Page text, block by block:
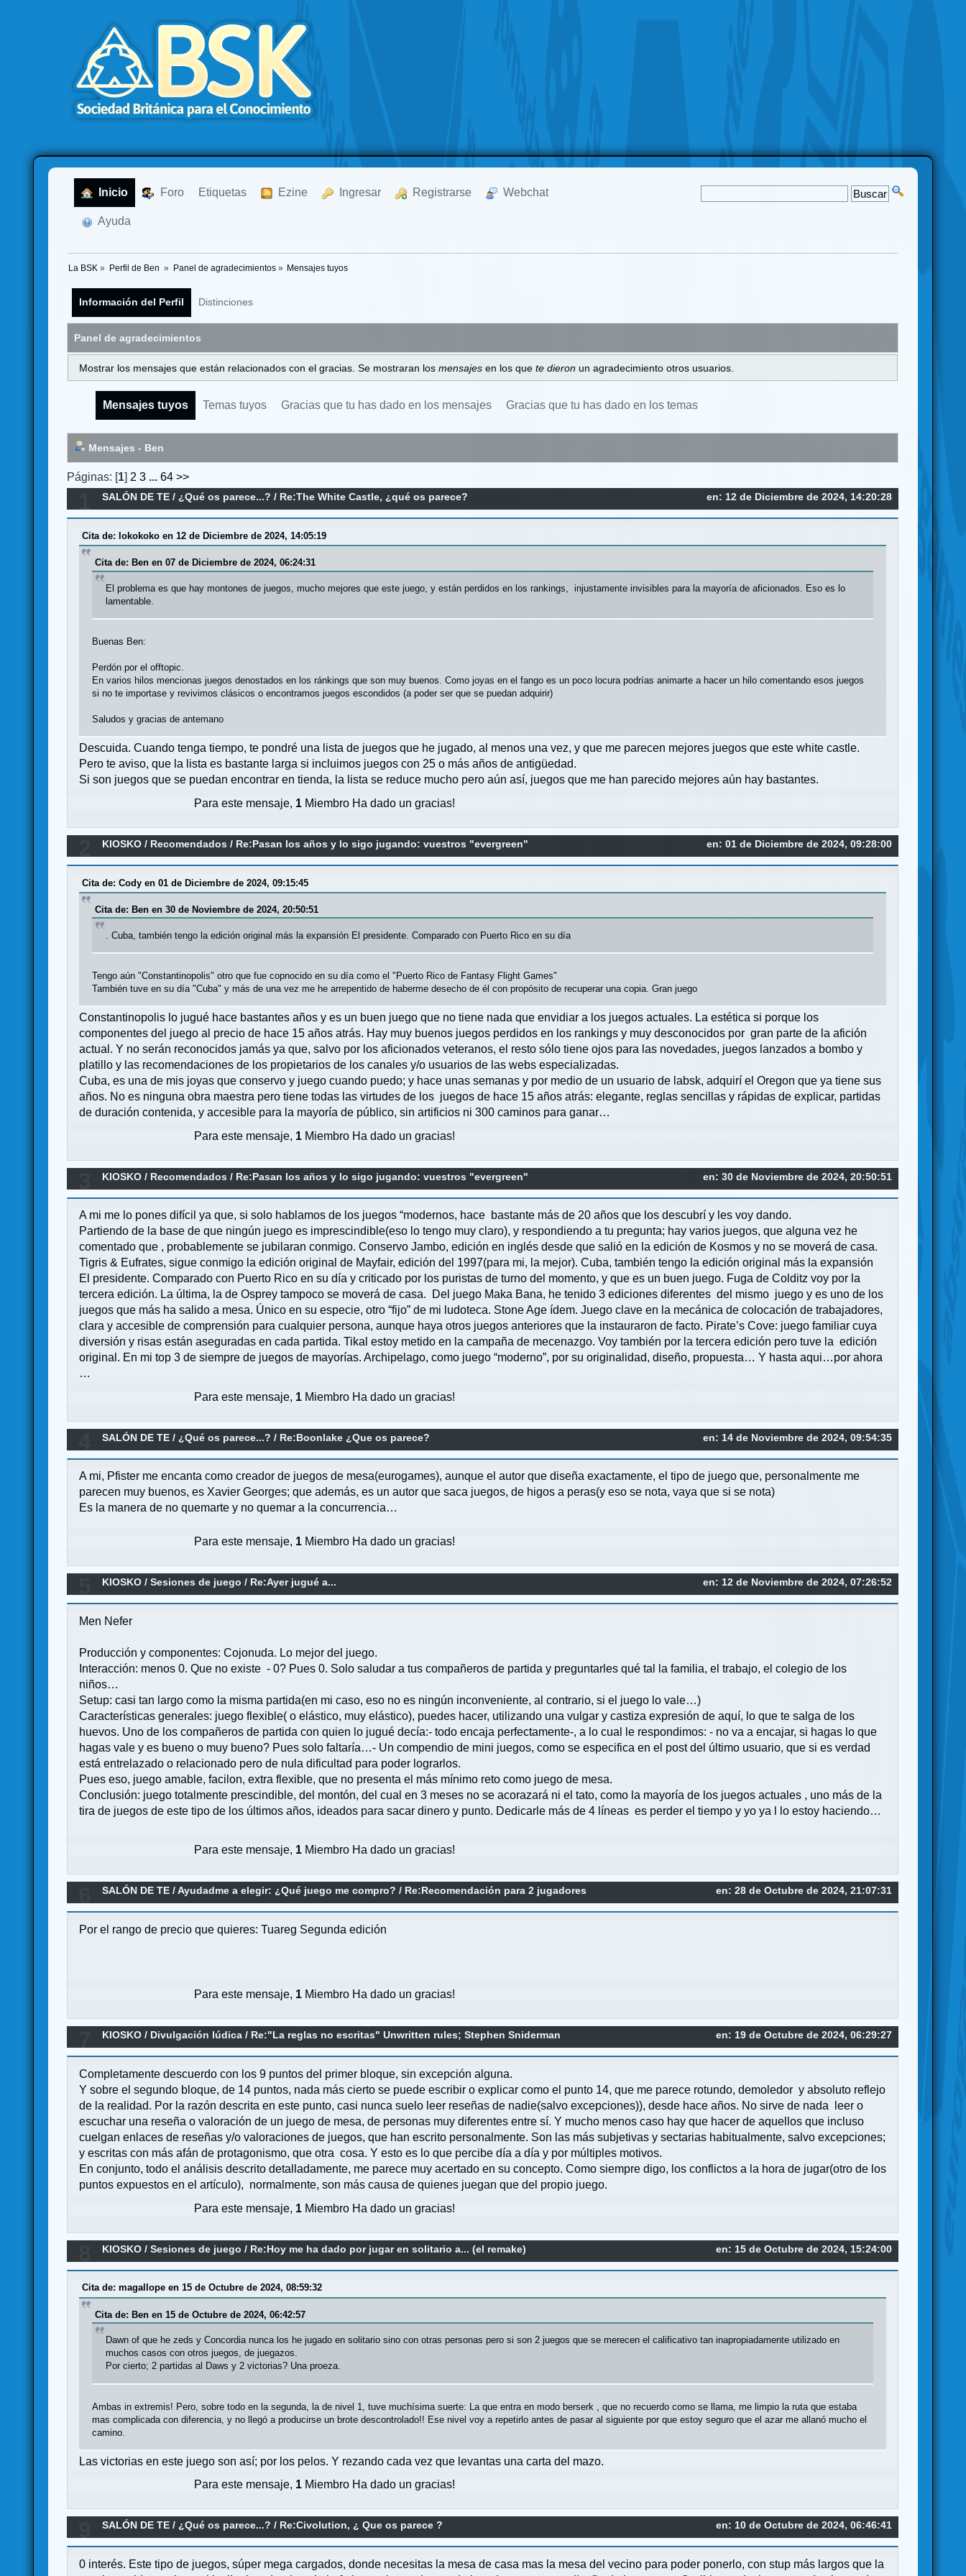
Inicio Foro Etiquetas Ezine Ingresar Registrarse Webchat
Ayuda
La BSK » Perfil de Ben » Panel de agradecimientos» Mensajes tuyos
Información del Perfil Distinciones
Panel de agradecimientos
Mostrar los mensajes que están relacionados con el gracias. Se mostraran los mensajes en los que te dieron un agradecimiento otros usuarios.
Mensajes tuyos Temas tuyos Gracias que tu has dado en los mensajes Gracias que tu has dado en los temas
Mensajes - Ben
Páginas: [1] 2 3 ...64 >>
en: 12 de Diciembre de 2024, 14:20:28
SALÓN DE TE /¿Qué os parece...? / Re:The White Castle, ¿qué os parece?
Cita de: lokokoko en 12 de Diciembre de 2024, 14:05:19
Cita de: Ben en 07 de Diciembre de 2024, 06:24:31
El problema es que hay montones de juegos, mucho mejores que este juego, y están perdidos en los rankings, injustamente invisibles para la mayoría de aficionados. Eso es lo
lamentable.
Buenas Ben:
Perdón por el offtopic.
En varios hilos mencionas juegos denostados en los ránkings que son muy buenos. Como joyas en el fango es un poco locura podrías animarte a hacer un hilo comentando esos juegos
si no te importase y revivimos clásicos o encontramos juegos escondidos (a poder ser que se puedan adquirir)
Saludos y gracias de antemano
Descuida. Cuando tenga tiempo, te pondré una lista de juegos que he jugado, al menos una vez, y que me parecen mejores juegos que este white castle.
Pero te aviso, que la lista es bastante larga si incluimos juegos con 25 o más años de antigüedad.
Si son juegos que se puedan encontrar en tienda, la lista se reduce mucho pero aún así, juegos que me han parecido mejores aún hay bastantes.
Para este mensaje, 1 Miembro Ha dado un gracias!
en: 01 de Diciembre de 2024, 09:28:00
KIOSKO / Recomendados / Re:Pasan los años y lo sigo jugando: vuestros "evergreen"
Cita de: Cody en 01 de Diciembre de 2024, 09:15:45
Cita de: Ben en 30 de Noviembre de 2024, 20:50:51
. Cuba, también tengo la edición original más la expansión El presidente. Comparado con Puerto Rico en su día
Tengo aún "Constantinopolis" otro que fue copnocido en su día como el "Puerto Rico de Fantasy Flight Games"
También tuve en su día "Cuba" y más de una vez me he arrepentido de haberme desecho de él con propósito de recuperar una copia. Gran juego
Constantinopolis lo jugué hace bastantes años y es un buen juego que no tiene nada que envidiar a los juegos actuales. La estética si porque los
componentes del juego al precio de hace 15 años atrás. Hay muy buenos juegos perdidos en los rankings y muy desconocidos por gran parte de la afición
actual. Y no serán reconocidos jamás ya que, salvo por los aficionados veteranos, el resto sólo tiene ojos para las novedades, juegos lanzados a bombo y
platillo y las recomendaciones de los propietarios de los canales y/o usuarios de las webs especializadas.
Cuba, es una de mis joyas que conservo y juego cuando puedo; y hace unas semanas y por medio de un usuario de labsk, adquirí el Oregon que ya tiene sus
años. No es ninguna obra maestra pero tiene todas las virtudes de los juegos de hace 15 años atrás: elegante, reglas sencillas y rápidas de explicar, partidas
de duración contenida, y accesible para la mayoría de público, sin artificios ni 300 caminos para ganar…
Para este mensaje, 1 Miembro Ha dado un gracias!
en: 30 de Noviembre de 2024, 20:50:51
KIOSKO / Recomendados / Re:Pasan los años y lo sigo jugando: vuestros "evergreen"
A mi me lo pones difícil ya que, si solo hablamos de los juegos “modernos, hace bastante más de 20 años que los descubrí y les voy dando.
Partiendo de la base de que ningún juego es imprescindible(eso lo tengo muy claro), y respondiendo a tu pregunta; hay varios juegos, que alguna vez he
comentado que , probablemente se jubilaran conmigo. Conservo Jambo, edición en inglés desde que salió en la edición de Kosmos y no se moverá de casa.
Tigris & Eufrates, sigue conmigo la edición original de Mayfair, edición del 1997(para mi, la mejor). Cuba, también tengo la edición original más la expansión
El presidente. Comparado con Puerto Rico en su día y criticado por los puristas de turno del momento, y que es un buen juego. Fuga de Colditz voy por la
tercera edición. La última, la de Osprey tampoco se moverá de casa. Del juego Maka Bana, he tenido 3 ediciones diferentes del mismo juego y es uno de los
juegos que más ha salido a mesa. Único en su especie, otro “fijo” de mi ludoteca. Stone Age ídem. Juego clave en la mecánica de colocación de trabajadores,
clara y accesible de comprensión para cualquier persona, aunque haya otros juegos anteriores que la instauraron de facto. Pirate’s Cove: juego familiar cuya
diversión y risas están aseguradas en cada partida. Tikal estoy metido en la campaña de mecenazgo. Voy también por la tercera edición pero tuve la edición
original. En mi top 3 de siempre de juegos de mayorías. Archipelago, como juego “moderno”, por su originalidad, diseño, propuesta… Y hasta aqui…por ahora
…
Para este mensaje, 1 Miembro Ha dado un gracias!
en: 14 de Noviembre de 2024, 09:54:35
SALÓN DE TE / ¿Qué os parece...? / Re:Boonlake ¿Que os parece?
A mi, Pfister me encanta como creador de juegos de mesa(eurogames), aunque el autor que diseña exactamente, el tipo de juego que, personalmente me
parecen muy buenos, es Xavier Georges; que además, es un autor que saca juegos, de higos a peras(y eso se nota, vaya que si se nota)
Es la manera de no quemarte y no quemar a la concurrencia…
Para este mensaje, 1 Miembro Ha dado un gracias!
en: 12 de Noviembre de 2024, 07:26:52
KIOSKO /Sesiones de juego / Re:Ayer jugué a...
Men Nefer
Producción y componentes: Cojonuda. Lo mejor del juego.
Interacción: menos 0. Que no existe - 0? Pues 0. Solo saludar a tus compañeros de partida y preguntarles qué tal la familia, el trabajo, el colegio de los
niños…
Setup: casi tan largo como la misma partida(en mi caso, eso no es ningún inconveniente, al contrario, si el juego lo vale…)
Características generales: juego flexible( o elástico, muy elástico), puedes hacer, utilizando una vulgar y castiza expresión de aquí, lo que te salga de los
huevos. Uno de los compañeros de partida con quien lo jugué decía:- todo encaja perfectamente-, a lo cual le respondimos: - no va a encajar, si hagas lo que
hagas vale y es bueno o muy bueno? Pues solo faltaría…- Un compendio de mini juegos, como se especifica en el post del último usuario, que si es verdad
está entrelazado o relacionado pero de nula dificultad para poder lograrlos.
Pues eso, juego amable, facilon, extra flexible, que no presenta el más mínimo reto como juego de mesa.
Conclusión: juego totalmente prescindible, del montón, del cual en 3 meses no se acorazará ni el tato, como la mayoría de los juegos actuales , uno más de la
tira de juegos de este tipo de los últimos años, ideados para sacar dinero y punto. Dedicarle más de 4 líneas es perder el tiempo y yo ya l lo estoy haciendo…
Para este mensaje, 1 Miembro Ha dado un gracias!
en: 28 de Octubre de 2024, 21:07:31
SALÓN DE TE /Ayudadme a elegir: ¿Qué juego me compro? / Re:Recomendación para 2 jugadores
Por el rango de precio que quieres: Tuareg Segunda edición
Para este mensaje, 1 Miembro Ha dado un gracias!
en: 19 de Octubre de 2024, 06:29:27
KIOSKO / Divulgación lúdica / Re:"La reglas no escritas" Unwritten rules; Stephen Sniderman
Completamente descuerdo con los 9 puntos del primer bloque, sin excepción alguna.
Y sobre el segundo bloque, de 14 puntos, nada más cierto se puede escribir o explicar como el punto 14, que me parece rotundo, demoledor y absoluto reflejo
de la realidad. Por la razón descrita en este punto, casi nunca suelo leer reseñas de nadie(salvo excepciones)), desde hace años. No sirve de nada leer o
escuchar una reseña o valoración de un juego de mesa, de personas muy diferentes entre sí. Y mucho menos caso hay que hacer de aquellos que incluso
cuelgan enlaces de reseñas y/o valoraciones de juegos, que han escrito personalmente. Son las más subjetivas y sectarias habitualmente, salvo excepciones;
y escritas con más afán de protagonismo, que otra cosa. Y esto es lo que percibe día a día y por múltiples motivos.
En conjunto, todo el análisis descrito detalladamente, me parece muy acertado en su concepto. Como siempre digo, los conflictos a la hora de jugar(otro de los
puntos expuestos en el artículo), normalmente, son más causa de quienes juegan que del propio juego.
Para este mensaje, 1 Miembro Ha dado un gracias!
en: 15 de Octubre de 2024, 15:24:00
KIOSKO /Sesiones de juego / Re:Hoy me ha dado por jugar en solitario a... (el remake)
Cita de: magallope en 15 de Octubre de 2024, 08:59:32
Cita de: Ben en 15 de Octubre de 2024, 06:42:57
Dawn of que he zeds y Concordia nunca los he jugado en solitario sino con otras personas pero si son 2 juegos que se merecen el calificativo tan inapropiadamente utilizado en
muchos casos con otros juegos, de juegazos.
Por cierto; 2 partidas al Daws y 2 victorias? Una proeza.
Ambas in extremis! Pero, sobre todo en la segunda, la de nivel 1, tuve muchísima suerte: La que entra en modo berserk , que no recuerdo como se llama, me limpio la ruta que estaba
mas complicada con diferencia, y no llegó a producirse un brote descontrolado!! Ese nivel voy a repetirlo antes de pasar al siguiente por que estoy seguro que el azar me allanó mucho el
camino.
Las victorias en este juego son así; por los pelos. Y rezando cada vez que levantas una carta del mazo.
Para este mensaje, 1 Miembro Ha dado un gracias!
en: 10 de Octubre de 2024, 06:46:41
SALÓN DE TE /¿Qué os parece...? / Re:Civolution, ¿ Que os parece ?
0 interés. Este tipo de juegos, súper mega cargados, donde necesitas la mesa de casa mas la mesa del vecino para poder ponerlo, con stup más largos que la